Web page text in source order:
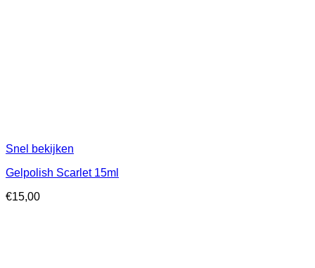
Snel bekijken
Gelpolish Scarlet 15ml
€15,00